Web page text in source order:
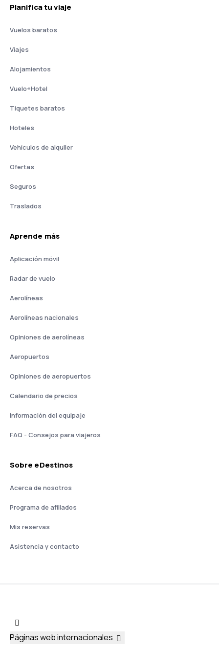
Planifica tu viaje
Vuelos baratos
Viajes
Alojamientos
Vuelo+Hotel
Tiquetes baratos
Hoteles
Vehículos de alquiler
Ofertas
Seguros
Traslados
Aprende más
Aplicación móvil
Radar de vuelo
Aerolíneas
Aerolíneas nacionales
Opiniones de aerolíneas
Aeropuertos
Opiniones de aeropuertos
Calendario de precios
Información del equipaje
FAQ - Consejos para viajeros
Sobre eDestinos
Acerca de nosotros
Programa de afiliados
Mis reservas
Asistencia y contacto
Páginas web internacionales